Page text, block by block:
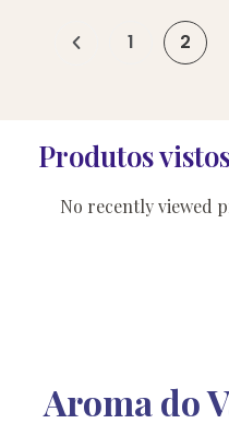
1 2
Produtos
No recently viewed
Aroma do